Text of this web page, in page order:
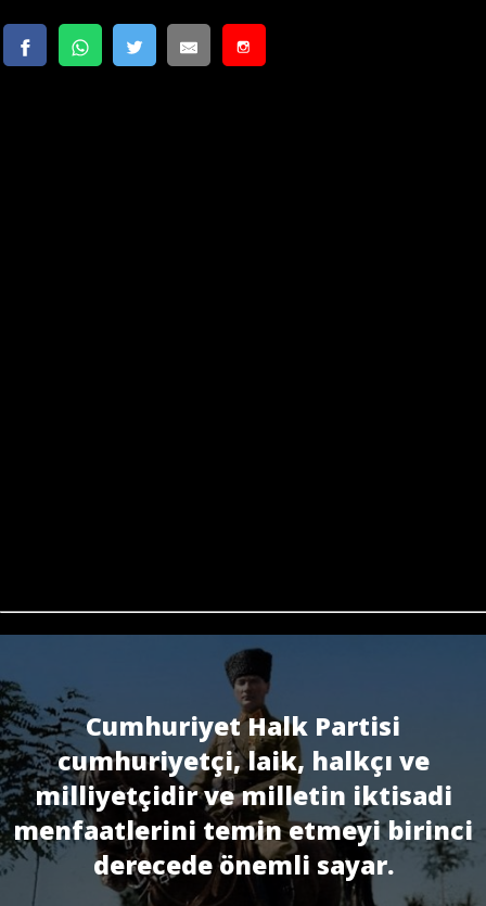
Cumhuriyet Halk Partisi
cumhuriyetçi, laik, halkçı ve
milliyetçidir ve milletin iktisadi
menfaatlerini temin etmeyi birinci
derecede önemli sayar.